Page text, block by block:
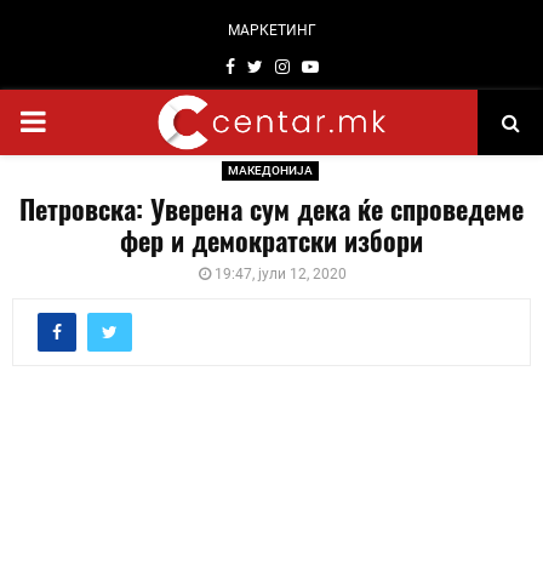
МАРКЕТИНГ
Facebook
TwitterInstagram
Youtube
PRIMARY
МАКЕДОНИЈА
Петровска: Уверена сум дека ќе спроведеме
фер и демократски избори
19:47, јули 12, 2020